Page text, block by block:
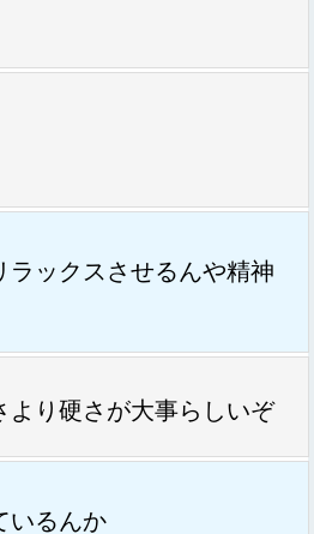
ラックスさせるんや精神
より硬さが大事らしいぞ
いるんか